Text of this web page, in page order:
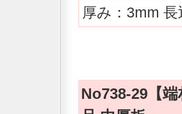
厚み：3mm
No738-29【